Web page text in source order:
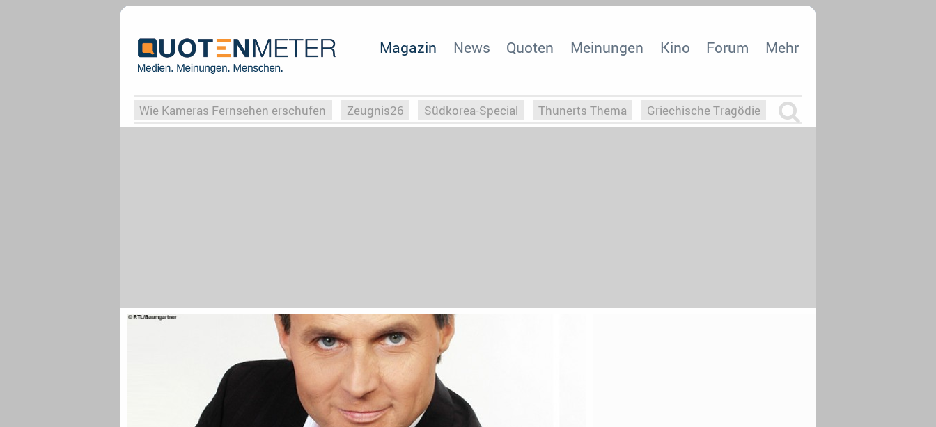
Magazin News Quoten Meinungen Kino Forum Mehr
Wie Kameras Fernsehen erschufen Zeugnis26 Südkorea-Special Thunerts Thema Griechische Tragödie